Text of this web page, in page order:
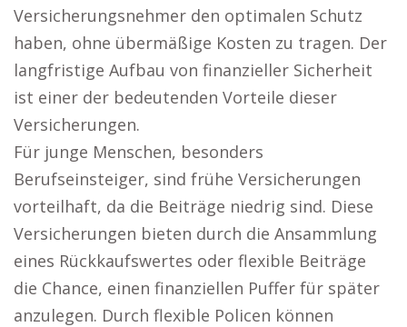
Versicherungsnehmer den optimalen Schutz
haben, ohne übermäßige Kosten zu tragen. Der
langfristige Aufbau von finanzieller Sicherheit
ist einer der bedeutenden Vorteile dieser
Versicherungen.
Für junge Menschen, besonders
Berufseinsteiger, sind frühe Versicherungen
vorteilhaft, da die Beiträge niedrig sind. Diese
Versicherungen bieten durch die Ansammlung
eines Rückkaufswertes oder flexible Beiträge
die Chance, einen finanziellen Puffer für später
anzulegen. Durch flexible Policen können